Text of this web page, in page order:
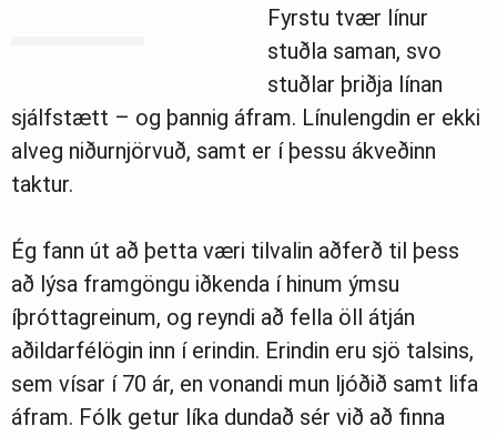
Fyrstu tvær línur
stuðla saman, svo
stuðlar þriðja línan
sjálfstætt – og þannig áfram. Línulengdin er ekki
alveg niðurnjörvuð, samt er í þessu ákveðinn
taktur.
Ég fann út að þetta væri tilvalin aðferð til þess
að lýsa framgöngu iðkenda í hinum ýmsu
íþróttagreinum, og reyndi að fella öll átján
aðildarfélögin inn í erindin. Erindin eru sjö talsins,
sem vísar í 70 ár, en vonandi mun ljóðið samt lifa
áfram. Fólk getur líka dundað sér við að finna